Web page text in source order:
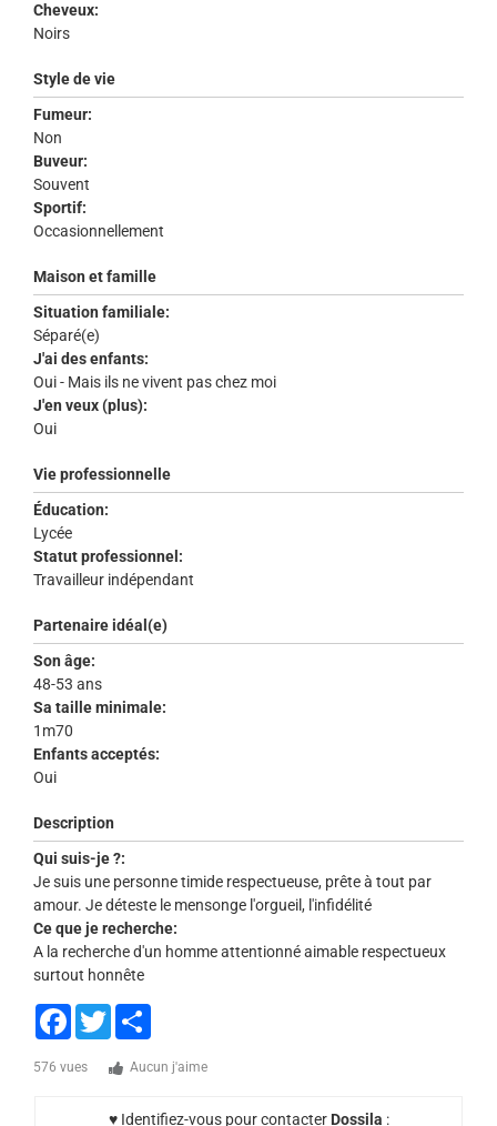
Cheveux:
Noirs
Style de vie
Fumeur:
Non
Buveur:
Souvent
Sportif:
Occasionnellement
Maison et famille
Situation familiale:
Séparé(e)
J'ai des enfants:
Oui - Mais ils ne vivent pas chez moi
J'en veux (plus):
Oui
Vie professionnelle
Éducation:
Lycée
Statut professionnel:
Travailleur indépendant
Partenaire idéal(e)
Son âge:
48-53 ans
Sa taille minimale:
1m70
Enfants acceptés:
Oui
Description
Qui suis-je ?:
Je suis une personne timide respectueuse, prête à tout par
amour. Je déteste le mensonge l'orgueil, l'infidélité
Ce que je recherche:
A la recherche d'un homme attentionné aimable respectueux
surtout honnête
Facebook
Twitter
576 vues Aucun j'aime
♥ Identifiez-vous pour contacter Dossila :